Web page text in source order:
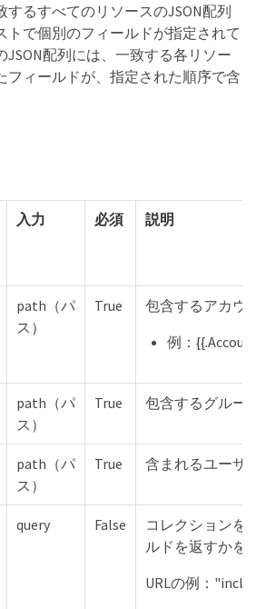
するすべてのリソースのJSON配列
トで個別のフィールドが指定されて
JSON配列には、一致する各リソー
フィールドが、指定された順序で含
入力 必須 説明
path（パ
ス）
True
包含するアカウ
例：
path（パ
ス）
True 包含するグルー
path（パ
ス）
True 含まれるユーザ
query False
コレクションを
ルドを返すかを
URLの例：